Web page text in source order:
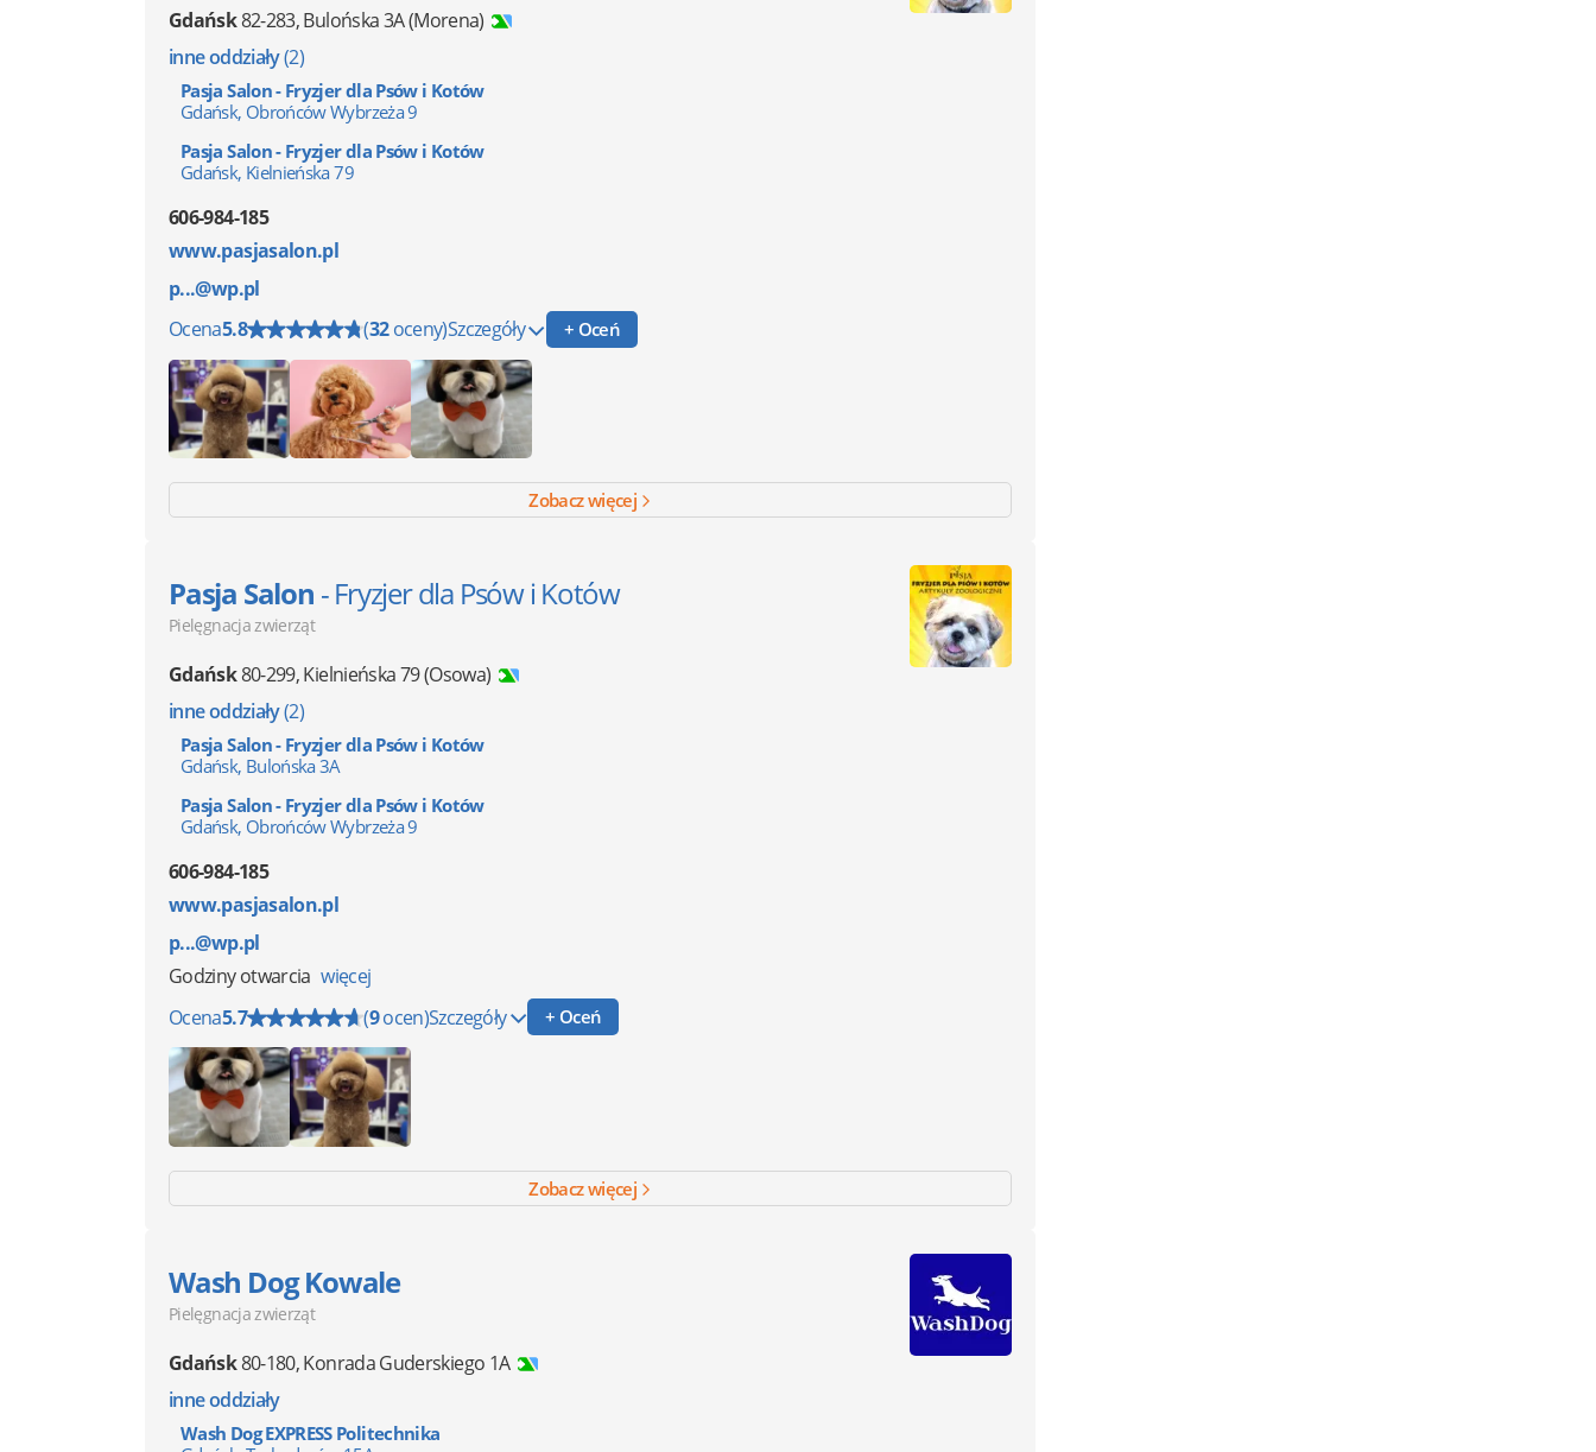
Gdańsk82-283,Bulońska 3A(Morena)
inne oddziały(2)
Pasja Salon - Fryzjer dla Psów i Kotów
Gdańsk, Obrońców Wybrzeża 9
Pasja Salon - Fryzjer dla Psów i Kotów
Gdańsk, Kielnieńska 79
606-984-185
www.pasjasalon.pl
p...@wp.pl
Ocena5.8 (32oceny)Szczegóły + Oceń
Zobacz więcej
Pasja Salon - Fryzjer dla Psów i Kotów
Pielęgnacja zwierząt
Gdańsk80-299,Kielnieńska 79(Osowa)
inne oddziały(2)
Pasja Salon - Fryzjer dla Psów i Kotów
Gdańsk, Bulońska 3A
Pasja Salon - Fryzjer dla Psów i Kotów
Gdańsk, Obrońców Wybrzeża 9
606-984-185
www.pasjasalon.pl
p...@wp.pl
Godziny otwarcia więcej
Ocena5.7 (9ocen)Szczegóły + Oceń
Zobacz więcej
Wash Dog Kowale
Pielęgnacja zwierząt
Gdańsk80-180,Konrada Guderskiego 1A
inne oddziały
Wash Dog EXPRESS Politechnika